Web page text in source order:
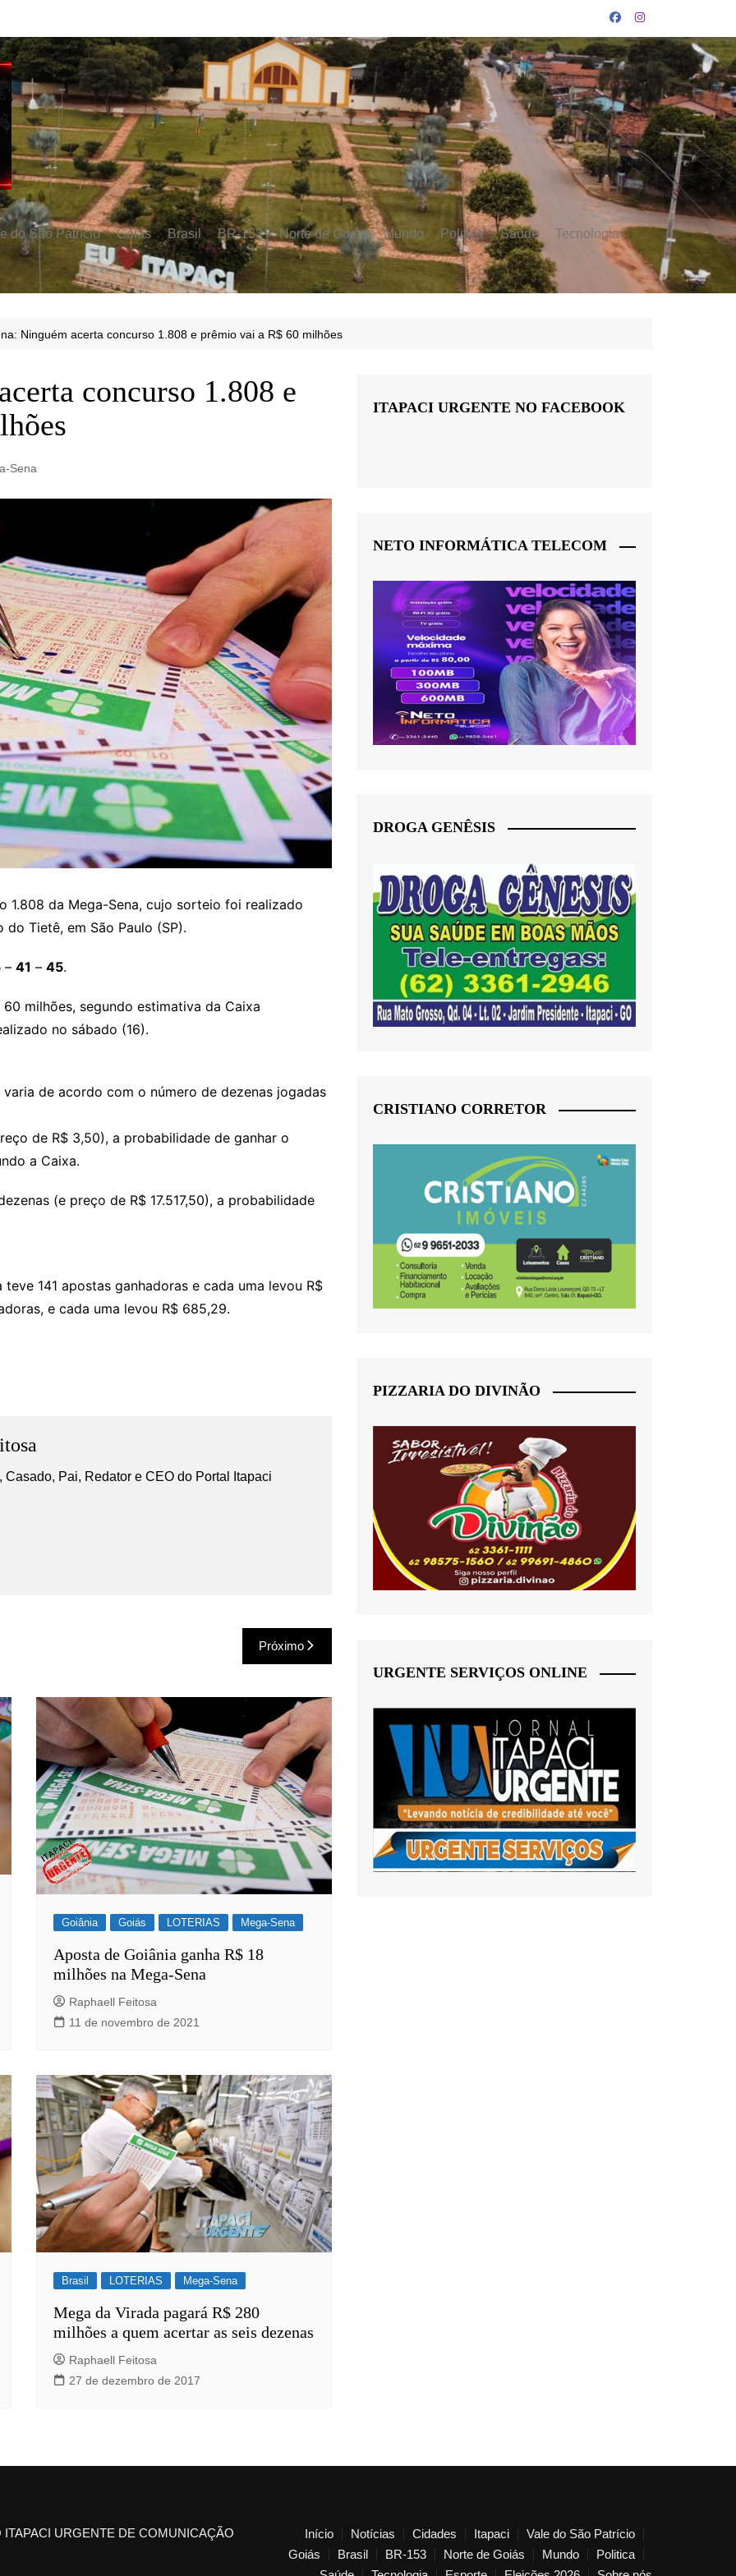
do São Patrício Goiás Brasil BR-153 Norte de Goiás Mundo Politica Saúde Tecnologia
Ninguém acerta concurso 1.808 e prêmio vai a R$ 60 milhões
concurso 1.808 e
Sena
1.808 da Mega-Sena, cujo sorteio foi realizado
Tietê, em São Paulo (SP).
– 41 – 45.
milhões, segundo estimativa da Caixa
no sábado (16).
de acordo com o número de dezenas jogadas
de R$ 3,50), a probabilidade de ganhar o
a Caixa.
(e preço de R$ 17.517,50), a probabilidade
teve 141 apostas ganhadoras e cada uma levou R$
e cada uma levou R$ 685,29.
Casado, Pai, Redator e CEO do Portal Itapaci
Próximo
Goiânia Goiás LOTERIAS Mega-Sena
Aposta de Goiânia ganha R$ 18
milhões na Mega-Sena
Raphaell Feitosa
11 de novembro de 2021
Brasil LOTERIAS Mega-Sena
Mega da Virada pagará R$ 280
milhões a quem acertar as seis dezenas
Raphaell Feitosa
27 de dezembro de 2017
ITAPACI URGENTE NO FACEBOOK
NETO INFORMÁTICA TELECOM
DROGA GENÊSIS
CRISTIANO CORRETOR
PIZZARIA DO DIVINÃO
URGENTE SERVIÇOS ONLINE
URGENTE DE COMUNICAÇÃO Início Notícias Cidades Itapaci
Vale do São Patrício
Goiás
Brasil BR-153 Norte de Goiás Mundo
Politica